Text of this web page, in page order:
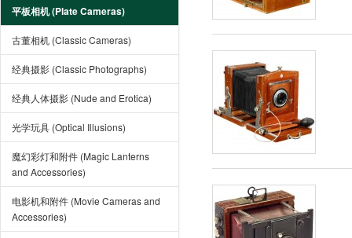
平板相机 (Plate Cameras)
古董相机 (Classic Cameras)
经典摄影 (Classic Photographs)
经典人体摄影 (Nude and Erotica)
光学玩具 (Optical Illusions)
魔幻彩灯和附件 (Magic Lanterns
and Accessories)
电影机和附件 (Movie Cameras and
Accessories)